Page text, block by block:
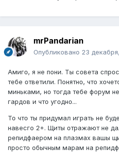
mrPandarian
Опубликовано 23
Амиго, я не пони. Ты совета
тебе ответили. Понятно, что
миньками, но тогда тебе форум
гардов и что угодно...
То что ты придумал играть не
навесго 2+. Щиты отражают не
репидфаером на плазмах вашы
просто обычным марам на